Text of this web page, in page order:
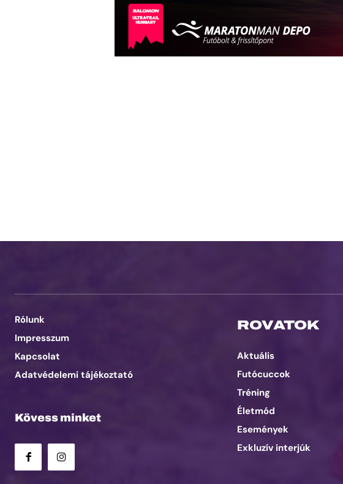
Rólunk
Impresszum
Kapcsolat
Adatvédelemi tájékoztató
Kövess minket
ROVATOK
Aktuális
Futócuccok
Tréning
Életmód
Események
Exkluzív interjúk